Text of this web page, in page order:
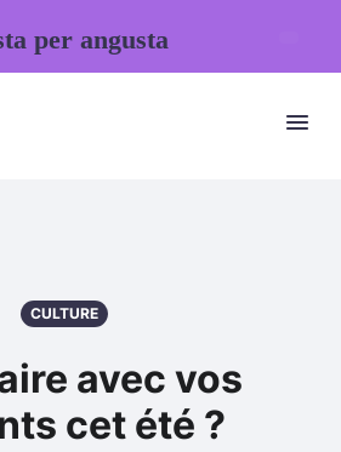
CULTURE
avec vos
cet été ?
per angusta